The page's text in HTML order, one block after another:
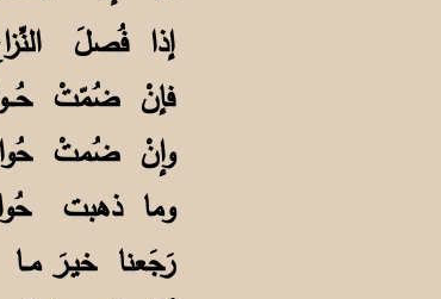
إذا فُصلَ
فإنْ ضُمّتْ
وإنْ ضُمتْ
وما ذهبت
رَجَعنا خيـرَ